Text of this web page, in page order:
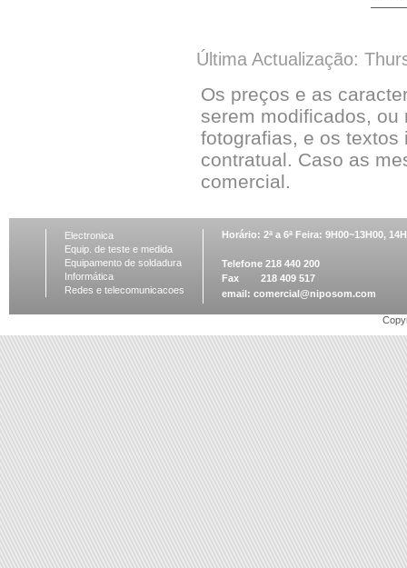
Última Actualização:
Os preços e as
serem modificados, ou
fotografias, e os
contratual. Caso as
comercial.
Electronica
Equip. de teste e medida
Equipamento de soldadura
Informática
Redes e telecomunicacoes
Horário: 2ª a 6ª Feira: 9H00~13H00,
Telefone 218 440 200
Fax 218 409 517
email: comercial@niposom.com